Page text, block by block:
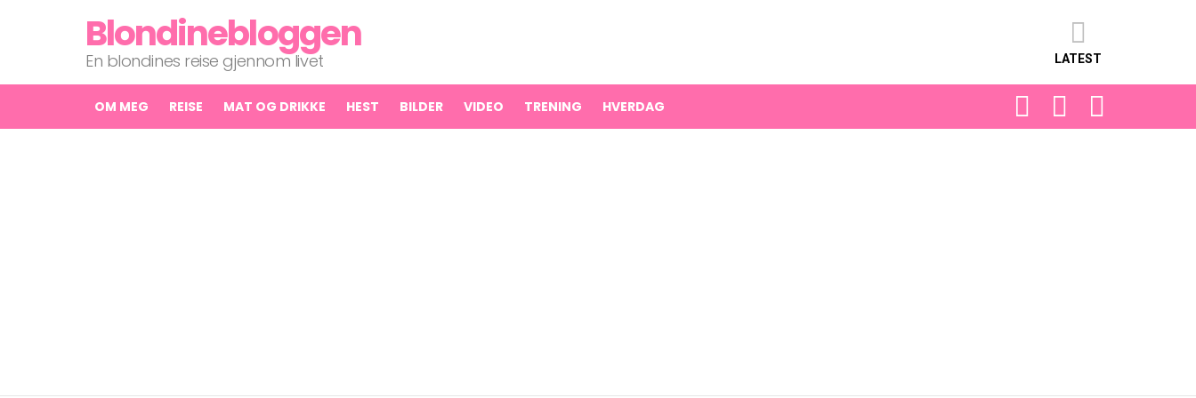
Blondinebloggen
En blondines reise gjennom livet LATEST
OM MEG REISE MAT OG DRIKKE HEST BILDER VIDEO TRENING HVERDAG
FOLLOW SEARCH